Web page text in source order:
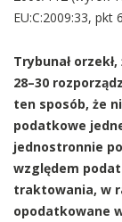
EU:C:2009:33, pkt
Trybunał
28–30
ten sposób, że
podatkowe
jednostronnie
względem
traktowania, w
opodatkowane